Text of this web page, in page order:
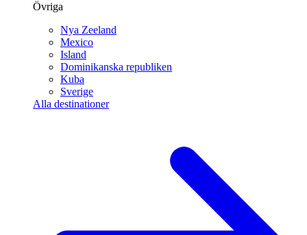
Övriga
Nya Zeeland
Mexico
Island
Dominikanska republiken
Kuba
Sverige
Alla destinationer